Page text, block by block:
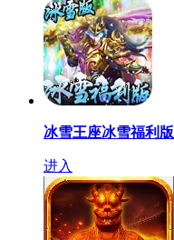
冰雪王座冰雪福利版
进入